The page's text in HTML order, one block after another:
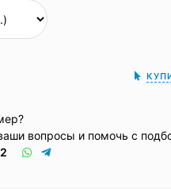
вопросы и помочь с